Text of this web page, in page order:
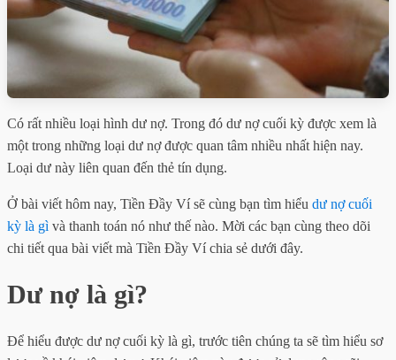
Có rất nhiều loại hình dư nợ. Trong đó dư nợ cuối kỳ được xem là
một trong những loại dư nợ được quan tâm nhiều nhất hiện nay.
Loại dư này liên quan đến thẻ tín dụng.
Ở bài viết hôm nay, Tiền Đầy Ví sẽ cùng bạn tìm hiểu dư nợ cuối
kỳ là gì và thanh toán nó như thế nào. Mời các bạn cùng theo dõi
chi tiết qua bài viết mà Tiền Đầy Ví chia sẻ dưới đây.
Dư nợ là gì?
Để hiểu được dư nợ cuối kỳ là gì, trước tiên chúng ta sẽ tìm hiểu sơ